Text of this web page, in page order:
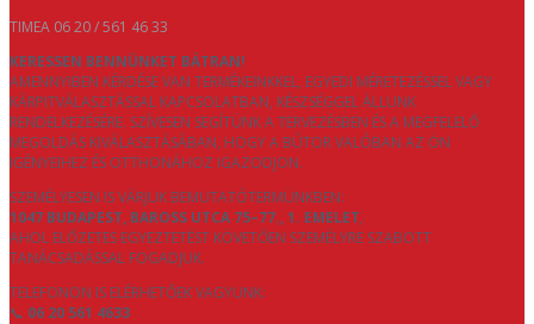
TIMEA 06 20 / 561 46 33
KERESSEN BENNÜNKET BÁTRAN!
AMENNYIBEN KÉRDÉSE VAN TERMÉKEINKKEL, EGYEDI MÉRETEZÉSSEL VAGY
KÁRPITVÁLASZTÁSSAL KAPCSOLATBAN, KÉSZSÉGGEL ÁLLUNK
RENDELKEZÉSÉRE. SZÍVESEN SEGÍTÜNK A TERVEZÉSBEN ÉS A MEGFELELŐ
MEGOLDÁS KIVÁLASZTÁSÁBAN, HOGY A BÚTOR VALÓBAN AZ ÖN
IGÉNYEIHEZ ÉS OTTHONÁHOZ IGAZODJON.
SZEMÉLYESEN IS VÁRJUK BEMUTATÓTERMÜNKBEN:
1047 BUDAPEST, BAROSS UTCA 75–77., 1. EMELET,
AHOL ELŐZETES EGYEZTETÉST KÖVETŐEN SZEMÉLYRE SZABOTT
TANÁCSADÁSSAL FOGADJUK.
TELEFONON IS ELÉRHETŐEK VAGYUNK:
📞 06 20 561 4633